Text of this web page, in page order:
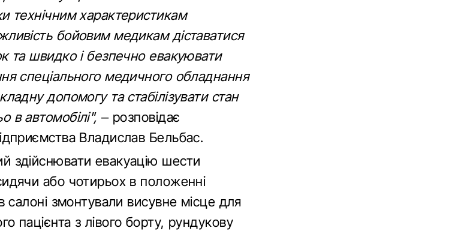
технічним характеристикам
бойовим медикам діставатися
та швидко і безпечно евакуювати
спеціального медичного обладнання
допомогу та стабілізувати стан
в автомобілі", – розповідає
Владислав Бельбас.
здійснювати евакуацію шести
або чотирьох в положенні
салоні змонтували висувне місце для
пацієнта з лівого борту, рундукову